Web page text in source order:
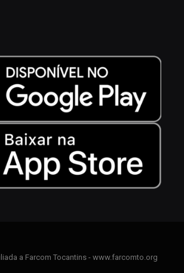
a Farcom Tocantins - www.farcomto.org